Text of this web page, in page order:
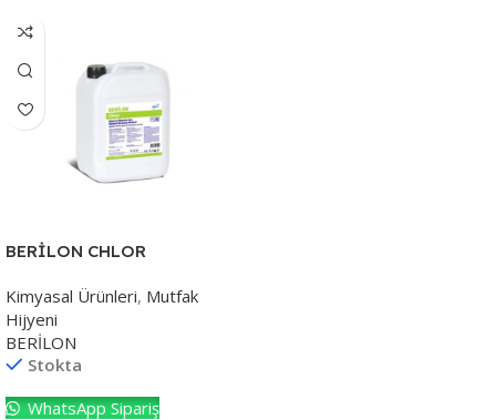
BERİLON CHLOR
Kimyasal Ürünleri, Mutfak
Hijyeni
BERİLON
Stokta
WhatsApp Sipariş